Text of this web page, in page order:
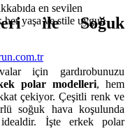
ile Soğuk
için gardırobunuzu
polar modelleri, hem
çekiyor. Çeşitli renk ve
soğuk hava koşulunda
İşte erkek polar
en sevilen
her yaşa ve stile uygun